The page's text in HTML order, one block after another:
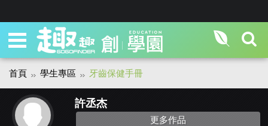
首頁 學生專區 牙齒保健手冊
許丞杰
更多作品